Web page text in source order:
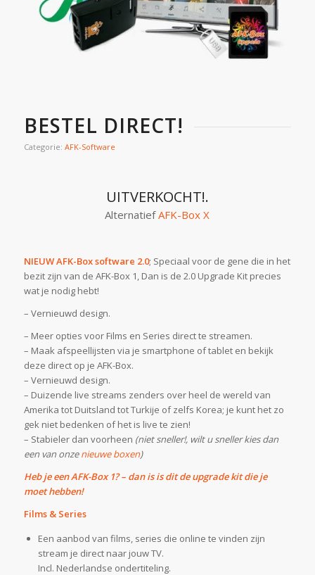
BESTEL DIRECT!
Categorie: AFK-Software
UITVERKOCHT!.
AlternatiefAFK-Box X
NIEUW AFK-Box software 2.0; Speciaal voor de gene die in het
bezit zijn van de AFK-Box 1, Dan is de 2.0 Upgrade Kit precies
wat je nodig hebt!
– Vernieuwd design.
– Meer opties voor Films en Series direct te streamen.
– Maak afspeellijsten via je smartphone of tablet en bekijk
deze direct op je AFK-Box.
– Vernieuwd design.
– Duizende live streams zenders over heel de wereld van
Amerika tot Duitsland tot Turkije of zelfs Korea; je kunt het zo
gek niet bedenken of het is live te zien!
– Stabieler dan voorheen (niet sneller!, wilt u sneller kies dan
een van onzenieuwe boxen)
Heb je een AFK-Box 1? – dan is is dit de upgrade kit die je
moet hebben!
Films & Series
Een aanbod van films, series die online te vinden zijn
stream je direct naar jouw TV.
Incl. Nederlandse ondertiteling.